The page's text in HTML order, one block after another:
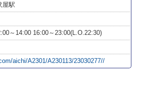
屋駅
～14:00 16:00～23:00(L.O.22:30)
aichi/A2301/A230113/23030277//